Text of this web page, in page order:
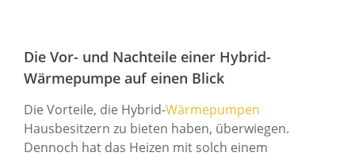
Die Vor- und Nachteile einer Hybrid-
Wärmepumpe auf einen Blick
Die Vorteile, die Hybrid-Wärmepumpen
Hausbesitzern zu bieten haben, überwiegen.
Dennoch hat das Heizen mit solch einem